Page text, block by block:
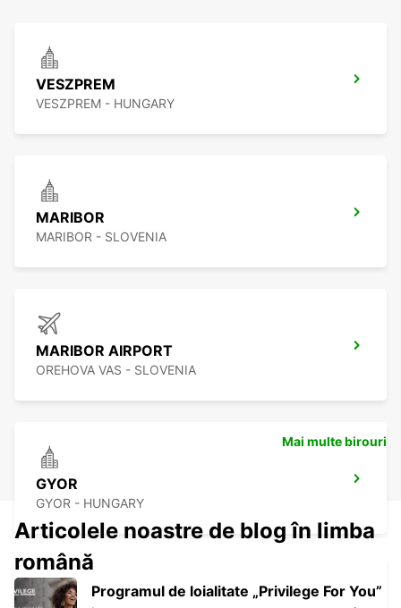
VESZPREM
VESZPREM - HUNGARY
MARIBOR
MARIBOR - SLOVENIA
MARIBOR AIRPORT
OREHOVA VAS - SLOVENIA
GYOR
GYOR - HUNGARY
Mai multe birouri
Articolele noastre de blog în limba
română
Programul de loialitate „Privilege For You”